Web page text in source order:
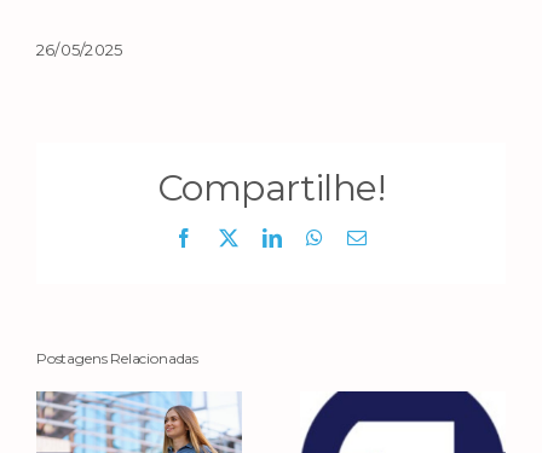
26/05/2025
Compartilhe!
Facebook
X LinkedInWhatsApp
E-
Postagens Relacionadas